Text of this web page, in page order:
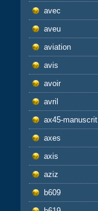
avec
aveu
aviation
avis
avoir
avril
ax45-manuscrit
axes
axis
aziz
b609